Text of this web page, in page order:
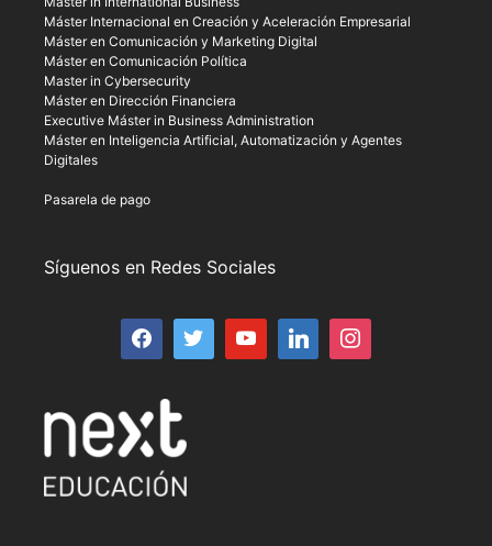
Máster Internacional en Creación y Aceleración Empresarial
Máster en Comunicación y Marketing Digital
Máster en Comunicación Política
Master in Cybersecurity
Máster en Dirección Financiera
Executive Máster in Business Administration
Máster en Inteligencia Artificial, Automatización y Agentes
Digitales
Pasarela de pago
Síguenos en Redes Sociales